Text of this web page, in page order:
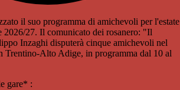
il suo programma di amichevoli per l'estate
2026/27. Il comunicato dei rosanero: "Il
Inzaghi disputerà cinque amichevoli nel
Trentino-Alto Adige, in programma dal 10 al
gare* :